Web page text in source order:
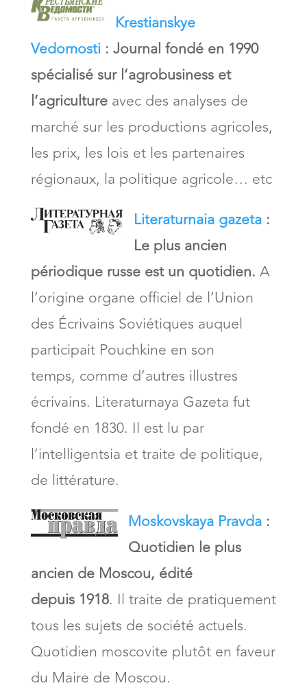
une revueKrestianskye
Vedomosti: Journal fondé en 1990
spécialisé sur l’agrobusiness et
l’agricultureavec des analyses de
marché sur les productions agricoles,
les prix, les lois et les partenaires
régionaux, la politique agricole… etc
Literaturnaia gazeta:
Le plus ancien
périodique russe est un quotidien. A
l’origine organe officiel de l’Union
des Écrivains Soviétiques auquel
participait Pouchkine en son
temps, comme d’autres illustres
écrivains. Literaturnaya Gazeta fut
fondé en 1830. Il est lu par
l’intelligentsia et traite de politique,
de littérature.
Moskovskaya Pravda:
Quotidien le plus
ancien de Moscou, édité
depuis 1918. Il traite de pratiquement
tous les sujets de société actuels.
Quotidien moscovite plutôt en faveur
du Maire de Moscou.